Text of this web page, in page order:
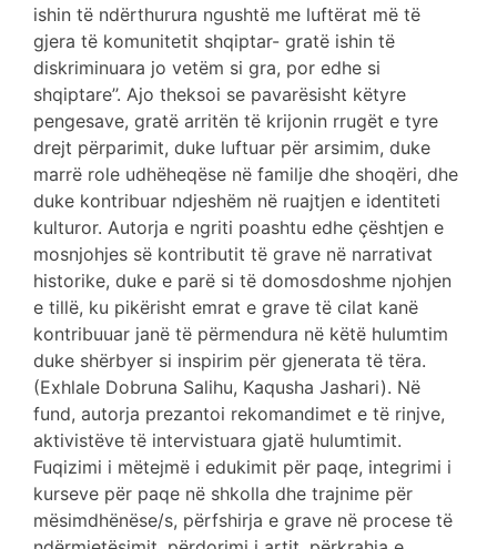
ishin të ndërthurura ngushtë me luftërat më të
gjera të komunitetit shqiptar- gratë ishin të
diskriminuara jo vetëm si gra, por edhe si
shqiptare’’. Ajo theksoi se pavarësisht këtyre
pengesave, gratë arritën të krijonin rrugët e tyre
drejt përparimit, duke luftuar për arsimim, duke
marrë role udhëheqëse në familje dhe shoqëri, dhe
duke kontribuar ndjeshëm në ruajtjen e identiteti
kulturor. Autorja e ngriti poashtu edhe çështjen e
mosnjohjes së kontributit të grave në narrativat
historike, duke e parë si të domosdoshme njohjen
e tillë, ku pikërisht emrat e grave të cilat kanë
kontribuuar janë të përmendura në këtë hulumtim
duke shërbyer si inspirim për gjenerata të tëra.
(Exhlale Dobruna Salihu, Kaqusha Jashari). Në
fund, autorja prezantoi rekomandimet e të rinjve,
aktivistëve të intervistuara gjatë hulumtimit.
Fuqizimi i mëtejmë i edukimit për paqe, integrimi i
kurseve për paqe në shkolla dhe trajnime për
mësimdhënëse/s, përfshirja e grave në procese të